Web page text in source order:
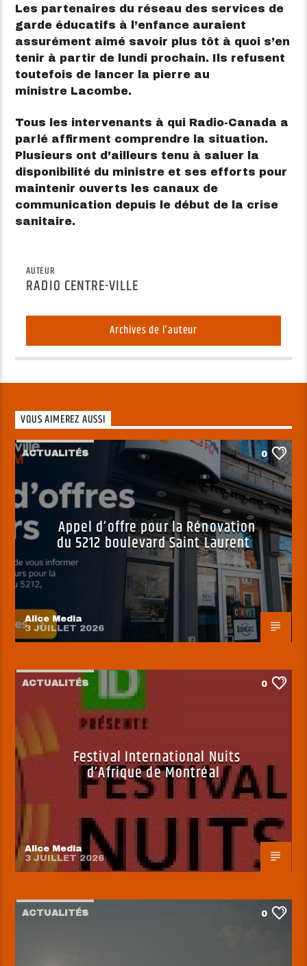
Les partenaires du réseau des services de
garde éducatifs à l’enfance auraient
assurément aimé savoir plus tôt à quoi s’en
tenir à partir de lundi prochain. Ils refusent
toutefois de lancer la pierre au
ministre Lacombe.
Tous les intervenants à qui Radio-Canada a
parlé affirment comprendre la situation.
Plusieurs ont d’ailleurs tenu à saluer la
disponibilité du ministre et ses efforts pour
maintenir ouverts les canaux de
communication depuis le début de la crise
sanitaire.
AUTEUR
RADIO CENTRE-VILLE
Archives de l'auteur
VOUS AIMEREZ AUSSI
ACTUALITÉS 0
Appel d’offre pour la Rénovation
du 5212 boulevard Saint Laurent
Alice Media
3 JUILLET 2026
ACTUALITÉS 0
Festival International Nuits
d’Afrique de Montréal
Alice Media
3 JUILLET 2026
ACTUALITÉS 0